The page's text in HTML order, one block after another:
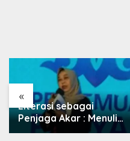
«
Literasi sebagai
Penjaga Akar : Menulis
Budaya, Merawat